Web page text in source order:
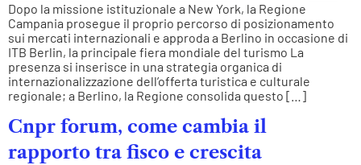
Dopo la missione istituzionale a New York, la Regione
Campania prosegue il proprio percorso di posizionamento
sui mercati internazionali e approda a Berlino in occasione di
ITB Berlin, la principale fiera mondiale del turismo La
presenza si inserisce in una strategia organica di
internazionalizzazione dell’offerta turistica e culturale
regionale; a Berlino, la Regione consolida questo […]
Cnpr forum, come cambia il
rapporto tra fisco e crescita